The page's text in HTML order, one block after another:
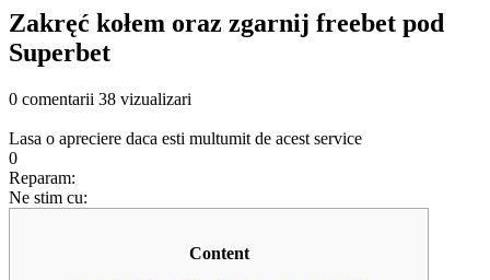
Zakręć kołem oraz zgarnij freebet pod
Superbet
0 comentarii 38 vizualizari
Lasa o apreciere daca esti multumit de acest service
0
Reparam:
Ne stim cu:
Content